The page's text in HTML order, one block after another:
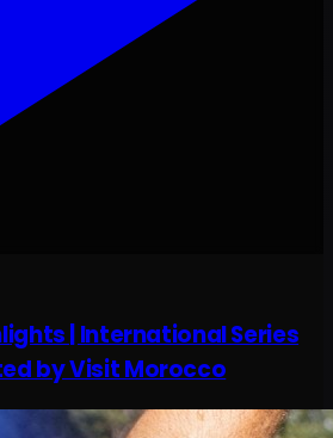
| International Series
by Visit Morocco